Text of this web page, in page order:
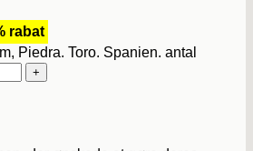
rabat
Piedra. Toro. Spanien. antal